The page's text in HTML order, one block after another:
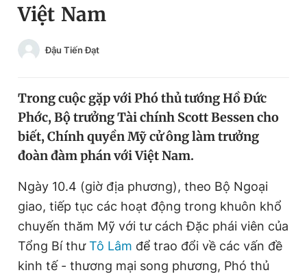
Chào ngày mới
Tin thị trường
Video Magazine
Sản phẩm khác
Tiện ích Bạn cần biết
Thông tin tòa soạn Liên hệ quảng cáo
Việt Nam
Đậu Tiến Đạt
Trong cuộc gặp với Phó thủ tướng Hồ Đức
Phớc, Bộ trưởng Tài chính Scott Bessen cho
biết, Chính quyền Mỹ cử ông làm trưởng
đoàn đàm phán với Việt Nam.
Ngày 10.4 (giờ địa phương), theo Bộ Ngoại
giao, tiếp tục các hoạt động trong khuôn khổ
chuyến thăm Mỹ với tư cách Đặc phái viên của
Tổng Bí thưTô Lâm để trao đổi về các vấn đề
kinh tế - thương mại song phương, Phó thủ